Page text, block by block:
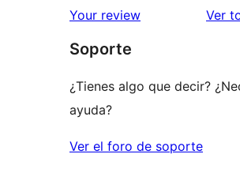
estrellas
de
estrellas
Your review Ver
Soporte
¿Tienes algo que decir?
ayuda?
Ver el foro de soporte